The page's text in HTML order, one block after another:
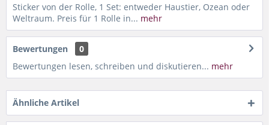
Sticker von der Rolle, 1 Set: entweder Haustier, Ozean oder
Weltraum. Preis für 1 Rolle in... mehr
Bewertungen
0
Bewertungen lesen, schreiben und diskutieren... mehr
Ähnliche Artikel